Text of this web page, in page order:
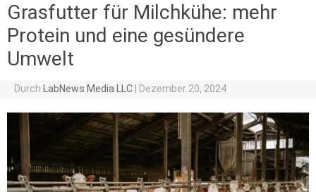
Grasfutter für Milchkühe: mehr
Protein und eine gesündere
Umwelt
Durch LabNews Media LLC Dezember 20, 2024